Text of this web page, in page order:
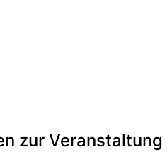
zur Veranstaltung